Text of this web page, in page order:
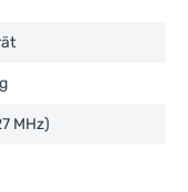
MHz)